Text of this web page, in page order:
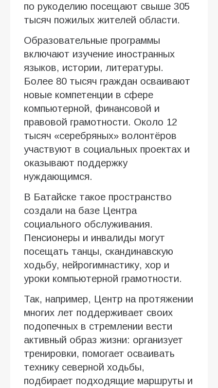
по рукоделию посещают свыше 305
тысяч пожилых жителей области.
Образовательные программы
включают изучение иностранных
языков, истории, литературы.
Более 80 тысяч граждан осваивают
новые компетенции в сфере
компьютерной, финансовой и
правовой грамотности. Около 12
тысяч «серебряных» волонтёров
участвуют в социальных проектах и
оказывают поддержку
нуждающимся.
В Батайске такое пространство
создали на базе Центра
социального обслуживания.
Пенсионеры и инвалиды могут
посещать танцы, скандинавскую
ходьбу, нейрогимнастику, хор и
уроки компьютерной грамотности.
Так, например, Центр на протяжении
многих лет поддерживает своих
подопечных в стремлении вести
активный образ жизни: организует
тренировки, помогает осваивать
технику северной ходьбы,
подбирает подходящие маршруты и